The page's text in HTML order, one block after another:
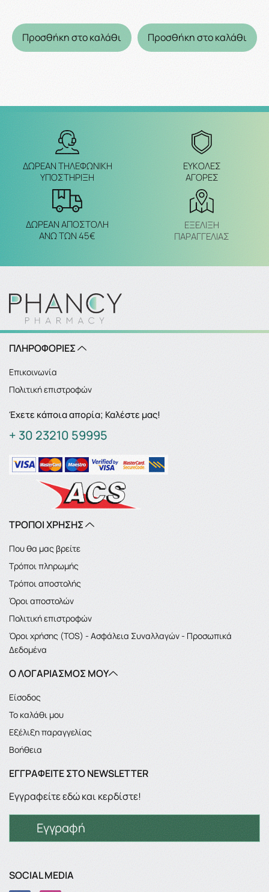
Προσθήκη στο καλάθι Προσθήκη στο καλάθι
ΔΩΡΕΑΝ ΤΗΛΕΦΩΝΙΚΗ
ΥΠΟΣΤΗΡΙΞΗ
ΕΥΚΟΛΕΣ
ΑΓΟΡΕΣ
ΔΩΡΕΑΝ ΑΠΟΣΤΟΛΗ
ΑΝΩ ΤΩΝ 45€
ΕΞΈΛΙΞΗ
ΠΑΡΑΓΓΕΛΙΑΣ
ΠΛΗΡΟΦΟΡΙΕΣ
Επικοινωνία
Πολιτική επιστροφών
Έχετε κάποια απορία; Καλέστε μας!
+ 30 23210 59995
ΤΡΟΠΟΙ ΧΡΗΣΗΣ
Που θα μας βρείτε
Τρόποι πληρωμής
Τρόποι αποστολής
Όροι αποστολών
Πολιτική επιστροφών
Όροι χρήσης (TOS) - Ασφάλεια Συναλλαγών - Προσωπικά
Δεδομένα
Ο ΛΟΓΑΡΙΑΣΜΌΣ ΜΟΥ
Είσοδος
Το καλάθι μου
Εξέλιξη παραγγελίας
Βοήθεια
ΕΓΓΡΑΦΕΊΤΕ ΣΤΟ NEWSLETTER
Εγγραφείτε εδώ και κερδίστε!
Εγγραφή
SOCIAL MEDIA